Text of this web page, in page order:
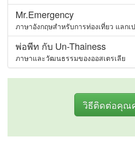
Mr.Emergency
ภาษาอังกฤษสำหรับการท่องเที่ยว แลกเ
พ่อพีท กับ Un-Thainess
ภาษาและวัฒนธรรมของออสเตรเลีย
วิธีติดต่อคุณ